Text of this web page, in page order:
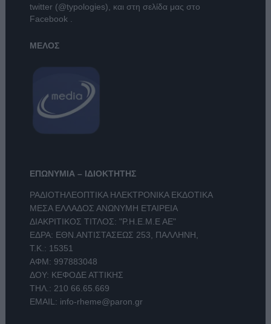
twitter (@typologies) , και στη σελίδα μας στο
Facebook
ΜΕΛΟΣ
ΕΠΩΝΥΜΙΑ – ΙΔΙΟΚΤΗΤΗΣ
ΡΑΔΙΟΤΗΛΕΟΠΤΙΚΑ ΗΛΕΚΤΡΟΝΙΚΑ ΕΚΔΟΤΙΚΑ
ΜΕΣΑ ΕΛΛΑΔΟΣ ΑΝΩΝΥΜΗ ΕΤΑΙΡΕΙΑ
ΔΙΑΚΡΙΤΙΚΟΣ ΤΙΤΛΟΣ: "Ρ.Η.Ε.Μ.Ε ΑΕ"
ΕΔΡΑ: ΕΘΝ.ΑΝΤΙΣΤΑΣΕΩΣ 253, ΠΑΛΛΗΝΗ,
Τ.Κ.: 15351
ΑΦΜ: 997883048
ΔΟΥ: ΚΕΦΟΔΕ ΑΤΤΙΚΗΣ
ΤΗΛ.: 210 66.65.669
EMAIL: info-rheme@paron.gr